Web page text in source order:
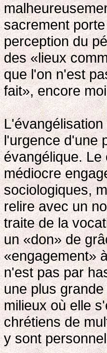
sacrement
perception du
des «lieux
que l'on n'est
fait», encore
l'urgence d'une
évangélique.
médiocre
sociologiques,
relire avec un
traite de la
un «don» de
«engagement»
n'est pas par
une plus
milieux où elle
chrétiens de
y sont